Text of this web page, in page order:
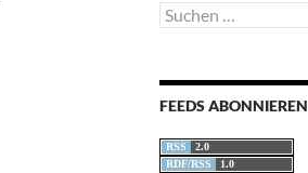
Suchen
nach:
FEEDS ABONNIEREN
RSS
2.0
RDF/RSS
1.0